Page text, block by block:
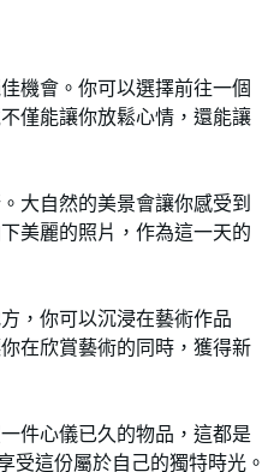
機會。你可以選擇前往一個
僅能讓你放鬆心情，還能讓
大自然的美景會讓你感受到
美麗的照片，作為這一天的
，你可以沉浸在藝術作品
在欣賞藝術的同時，獲得新
件心儀已久的物品，這都是
受這份屬於自己的獨特時光。